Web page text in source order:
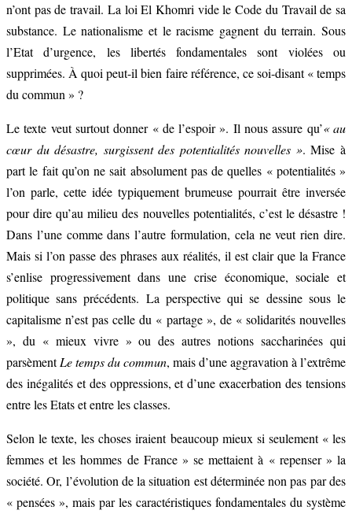
n’ont pas de travail. La loi El Khomri vide le Code du Travail de sa
substance. Le nationalisme et le racisme gagnent du terrain. Sous
l’Etat d’urgence, les libertés fondamentales sont violées ou
supprimées. À quoi peut-il bien faire référence, ce soi-disant « temps
du commun » ?
Le texte veut surtout donner « de l’espoir ». Il nous assure qu’« au
cœur du désastre, surgissent des potentialités nouvelles ». Mise à
part le fait qu’on ne sait absolument pas de quelles « potentialités »
l’on parle, cette idée typiquement brumeuse pourrait être inversée
pour dire qu’au milieu des nouvelles potentialités, c’est le désastre !
Dans l’une comme dans l’autre formulation, cela ne veut rien dire.
Mais si l’on passe des phrases aux réalités, il est clair que la France
s’enlise progressivement dans une crise économique, sociale et
politique sans précédents. La perspective qui se dessine sous le
capitalisme n’est pas celle du « partage », de « solidarités nouvelles
», du « mieux vivre » ou des autres notions saccharinées qui
parsèmentLe temps du commun, mais d’une aggravation à l’extrême
des inégalités et des oppressions, et d’une exacerbation des tensions
entre les Etats et entre les classes.
Selon le texte, les choses iraient beaucoup mieux si seulement « les
femmes et les hommes de France » se mettaient à « repenser » la
société. Or, l’évolution de la situation est déterminée non pas par des
« pensées », mais par les caractéristiques fondamentales du système